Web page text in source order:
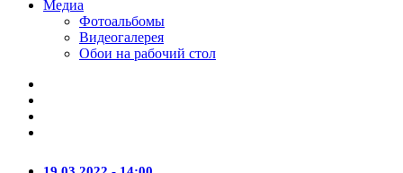
Медиа
Фотоальбомы
Видеогалерея
Обои на рабочий стол